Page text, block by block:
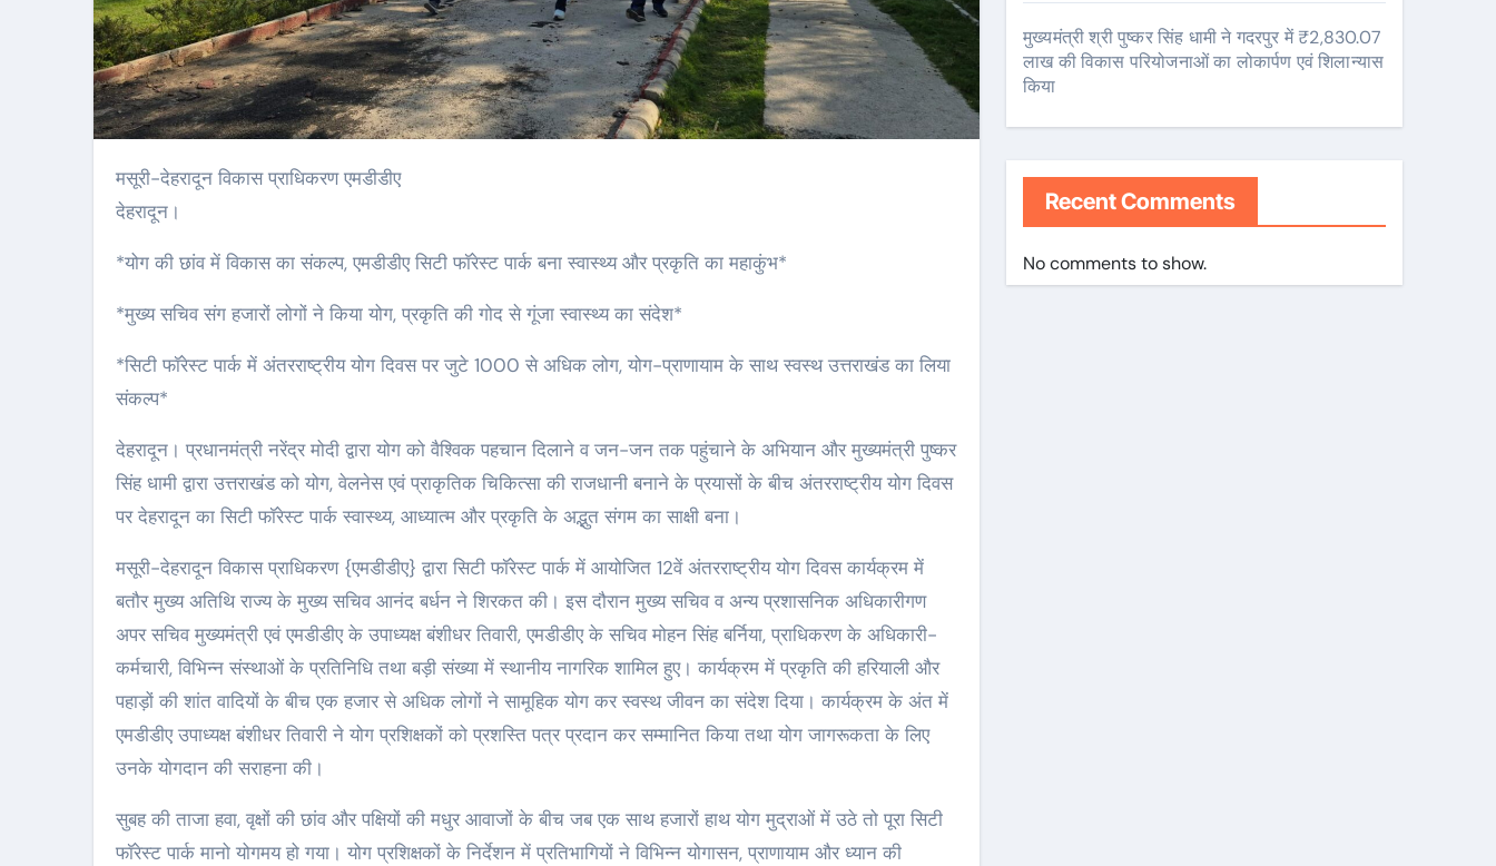
मसूरी-देहरादून विकास प्राधिकरण एमडीडीए
देहरादून।
*योग की छांव में विकास का संकल्प, एमडीडीए सिटी फॉरेस्ट पार्क बना स्वास्थ्य और प्रकृति का महाकुंभ*
*मुख्य सचिव संग हजारों लोगों ने किया योग, प्रकृति की गोद से गूंजा स्वास्थ्य का संदेश*
*सिटी फॉरेस्ट पार्क में अंतरराष्ट्रीय योग दिवस पर जुटे 1000 से अधिक लोग, योग-प्राणायाम के साथ स्वस्थ उत्तराखंड का लिया
संकल्प*
देहरादून। प्रधानमंत्री नरेंद्र मोदी द्वारा योग को वैश्विक पहचान दिलाने व जन-जन तक पहुंचाने के अभियान और मुख्यमंत्री पुष्कर
सिंह धामी द्वारा उत्तराखंड को योग, वेलनेस एवं प्राकृतिक चिकित्सा की राजधानी बनाने के प्रयासों के बीच अंतरराष्ट्रीय योग दिवस
पर देहरादून का सिटी फॉरेस्ट पार्क स्वास्थ्य, आध्यात्म और प्रकृति के अद्भुत संगम का साक्षी बना।
मसूरी-देहरादून विकास प्राधिकरण {एमडीडीए} द्वारा सिटी फॉरेस्ट पार्क में आयोजित 12वें अंतरराष्ट्रीय योग दिवस कार्यक्रम में
बतौर मुख्य अतिथि राज्य के मुख्य सचिव आनंद बर्धन ने शिरकत की। इस दौरान मुख्य सचिव व अन्य प्रशासनिक अधिकारीगण
अपर सचिव मुख्यमंत्री एवं एमडीडीए के उपाध्यक्ष बंशीधर तिवारी, एमडीडीए के सचिव मोहन सिंह बर्निया, प्राधिकरण के अधिकारी-
कर्मचारी, विभिन्न संस्थाओं के प्रतिनिधि तथा बड़ी संख्या में स्थानीय नागरिक शामिल हुए। कार्यक्रम में प्रकृति की हरियाली और
पहाड़ों की शांत वादियों के बीच एक हजार से अधिक लोगों ने सामूहिक योग कर स्वस्थ जीवन का संदेश दिया। कार्यक्रम के अंत में
एमडीडीए उपाध्यक्ष बंशीधर तिवारी ने योग प्रशिक्षकों को प्रशस्ति पत्र प्रदान कर सम्मानित किया तथा योग जागरूकता के लिए
उनके योगदान की सराहना की।
सुबह की ताजा हवा, वृक्षों की छांव और पक्षियों की मधुर आवाजों के बीच जब एक साथ हजारों हाथ योग मुद्राओं में उठे तो पूरा सिटी
फॉरेस्ट पार्क मानो योगमय हो गया। योग प्रशिक्षकों के निर्देशन में प्रतिभागियों ने विभिन्न योगासन, प्राणायाम और ध्यान की
मुख्यमंत्री श्री पुष्कर सिंह धामी ने गदरपुर में ₹2,830.07
लाख की विकास परियोजनाओं का लोकार्पण एवं शिलान्यास
किया
Recent Comments
No comments to show.